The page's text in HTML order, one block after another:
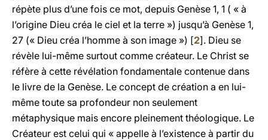
répète plus d’une fois ce mot, depuis Genèse 1, 1 ( « à
l’origine Dieu créa le ciel et la terre ») jusqu’à Genèse 1,
27 (« Dieu créa l’homme à son image ») [2]. Dieu se
révèle lui-même surtout comme créateur. Le Christ se
réfère à cette révélation fondamentale contenue dans
le livre de la Genèse. Le concept de création a en lui-
même toute sa profondeur non seulement
métaphysique mais encore pleinement théologique. Le
Créateur est celui qui « appelle à l’existence à partir du